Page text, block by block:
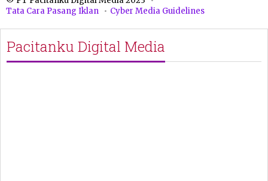
Tata Cara Pasang Iklan
Cyber Media Guidelines
Pacitanku Digital Media